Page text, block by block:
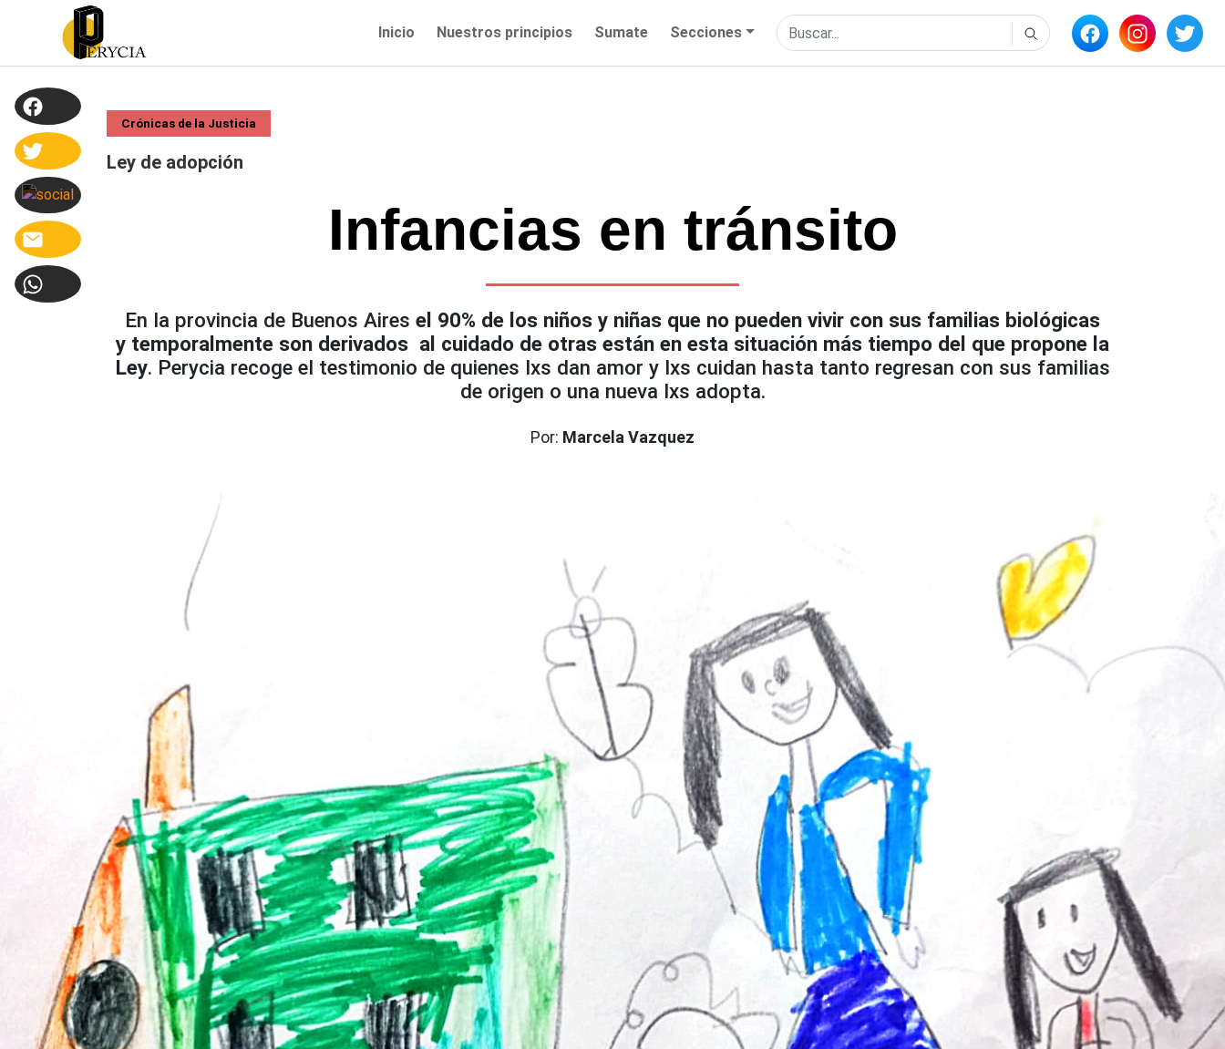
Inicio Nuestros principios Sumate Secciones
Crónicas de la Justicia
Ley de adopción
Infancias en tránsito
En la provincia de Buenos Aires el 90% de los niños y niñas que no pueden vivir con sus familias biológicas
y temporalmente son derivados al cuidado de otras están en esta situación más tiempo del que propone la
Ley. Perycia recoge el testimonio de quienes lxs dan amor y lxs cuidan hasta tanto regresan con sus familias
de origen o una nueva lxs adopta.
Por: Marcela Vazquez